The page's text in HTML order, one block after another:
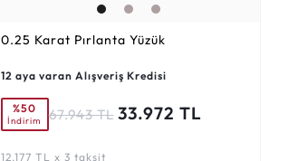
0.25 Karat Pırlanta Yüzük
12 aya varan Alışveriş Kredisi
%50
İndirim 67.943 TL 33.972 TL
12.177 TL x 3 taksit